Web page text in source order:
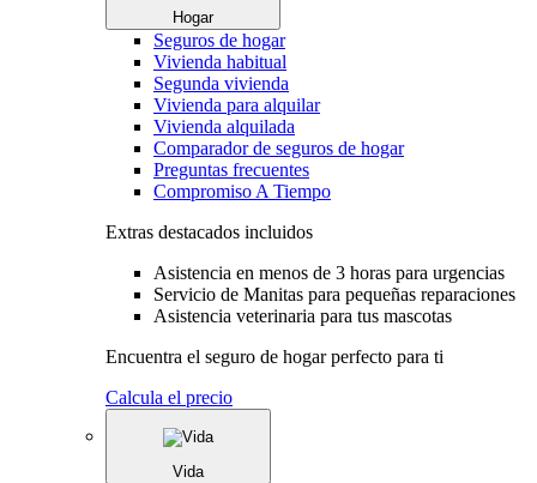
Hogar
Seguros de hogar
Vivienda habitual
Segunda vivienda
Vivienda para alquilar
Vivienda alquilada
Comparador de seguros de hogar
Preguntas frecuentes
Compromiso A Tiempo
Extras destacados incluidos
Asistencia en menos de 3 horas para urgencias
Servicio de Manitas para pequeñas reparaciones
Asistencia veterinaria para tus mascotas
Encuentra el seguro de hogar perfecto para ti
Calcula el precio
Vida